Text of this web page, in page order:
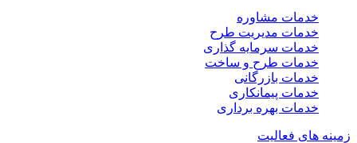
خدمات مشاوره
خدمات مدیریت طرح
خدمات سرمایه گذاری
خدمات طرح و ساخت
خدمات بازرگانی
خدمات پیمانکاری
خدمات بهره برداری
زمینه های فعالیت